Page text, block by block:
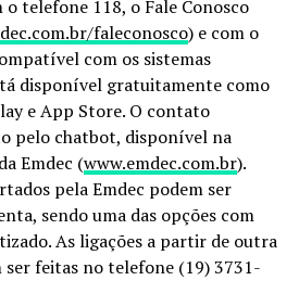
telefone 118, o Fale Conosco
faleconosco) e com o
com os sistemas
disponível gratuitamente como
e App Store. O contato
pelo chatbot, disponível na
Emdec (www.emdec.com.br).
pela Emdec podem ser
sendo uma das opções com
As ligações a partir de outra
ser feitas no telefone (19) 3731-